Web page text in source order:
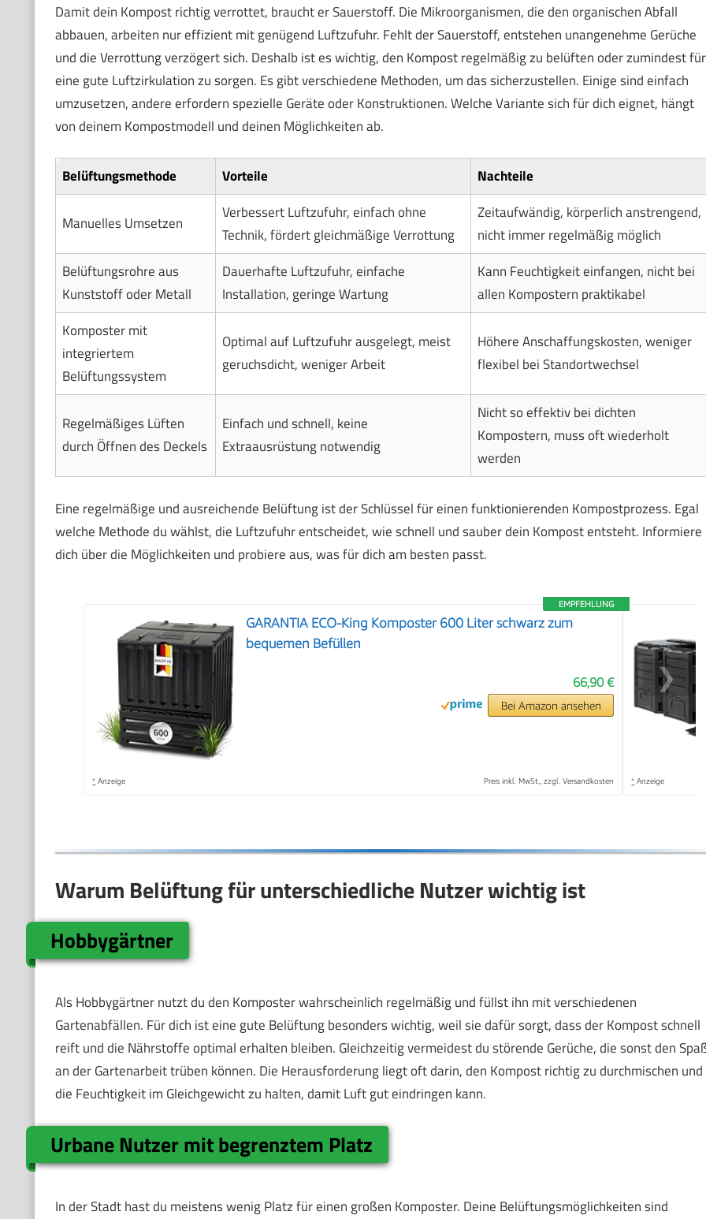
Damit dein Kompost richtig verrottet, braucht er Sauerstoff. Die Mikroorganismen, die den organischen Abfall
abbauen, arbeiten nur effizient mit genügend Luftzufuhr. Fehlt der Sauerstoff, entstehen unangenehme Gerüche
und die Verrottung verzögert sich. Deshalb ist es wichtig, den Kompost regelmäßig zu belüften oder zumindest für
eine gute Luftzirkulation zu sorgen. Es gibt verschiedene Methoden, um das sicherzustellen. Einige sind einfach
umzusetzen, andere erfordern spezielle Geräte oder Konstruktionen. Welche Variante sich für dich eignet, hängt
von deinem Kompostmodell und deinen Möglichkeiten ab.
Belüftungsmethode Vorteile Nachteile
Manuelles Umsetzen
Verbessert Luftzufuhr, einfach ohne
Technik, fördert gleichmäßige Verrottung
Zeitaufwändig, körperlich anstrengend,
nicht immer regelmäßig möglich
Belüftungsrohre aus
Kunststoff oder Metall
Dauerhafte Luftzufuhr, einfache
Installation, geringe Wartung
Kann Feuchtigkeit einfangen, nicht bei
allen Kompostern praktikabel
Komposter mit
integriertem
Belüftungssystem
Optimal auf Luftzufuhr ausgelegt, meist
geruchsdicht, weniger Arbeit
Höhere Anschaffungskosten, weniger
flexibel bei Standortwechsel
Regelmäßiges Lüften
durch Öffnen des Deckels
Einfach und schnell, keine
Extraausrüstung notwendig
Nicht so effektiv bei dichten
Kompostern, muss oft wiederholt
werden
Eine regelmäßige und ausreichende Belüftung ist der Schlüssel für einen funktionierenden Kompostprozess. Egal
welche Methode du wählst, die Luftzufuhr entscheidet, wie schnell und sauber dein Kompost entsteht. Informiere
dich über die Möglichkeiten und probiere aus, was für dich am besten passt.
EMPFEHLUNG
GARANTIA ECO-King Komposter 600 Liter schwarz zum
bequemen Befüllen
66,90 €
Bei Amazon ansehen
* Anzeige Preis inkl. MwSt., zzgl. Versandkosten * Anzeige
❯
Warum Belüftung für unterschiedliche Nutzer wichtig ist
Hobbygärtner
Als Hobbygärtner nutzt du den Komposter wahrscheinlich regelmäßig und füllst ihn mit verschiedenen
Gartenabfällen. Für dich ist eine gute Belüftung besonders wichtig, weil sie dafür sorgt, dass der Kompost schnell
reift und die Nährstoffe optimal erhalten bleiben. Gleichzeitig vermeidest du störende Gerüche, die sonst den
an der Gartenarbeit trüben können. Die Herausforderung liegt oft darin, den Kompost richtig zu durchmischen und
die Feuchtigkeit im Gleichgewicht zu halten, damit Luft gut eindringen kann.
Urbane Nutzer mit begrenztem Platz
In der Stadt hast du meistens wenig Platz für einen großen Komposter. Deine Belüftungsmöglichkeiten sind